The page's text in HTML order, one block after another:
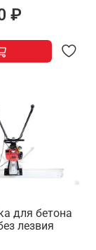
₽
для бетона
лезвия